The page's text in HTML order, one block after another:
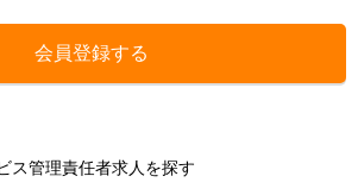
会員登録する
ス管理責任者求人を探す